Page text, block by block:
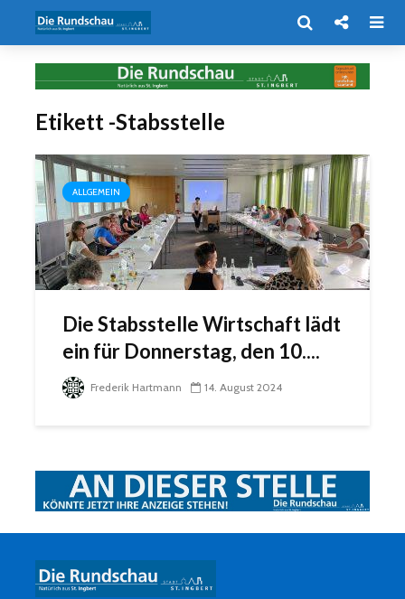
Etikett -Stabsstelle
ALLGEMEIN
Die Stabsstelle Wirtschaft lädt
ein für Donnerstag, den 10....
Frederik Hartmann 14. August 2024